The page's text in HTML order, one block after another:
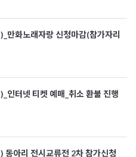
만화노래자랑 신청마감(참가자리
인터넷 티켓 예매_취소 환불 진행
동아리 전시교류전 2차 참가신청